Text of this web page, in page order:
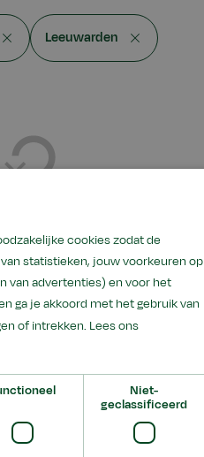
Leeuwarden
resultaten gevonden
Alles wissen
cookies zodat de
statistieken, jouw voorkeuren op
van advertenties) en voor het
ga je akkoord met het gebruik van
of intrekken. Lees ons
Niet-
geclassificeerd